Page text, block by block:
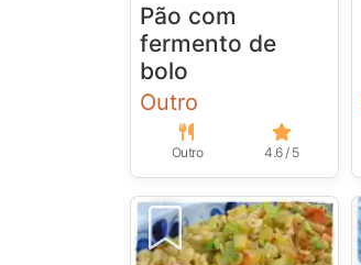
Pão com
fermento de
bolo
Outro
Outro 4.6 / 5